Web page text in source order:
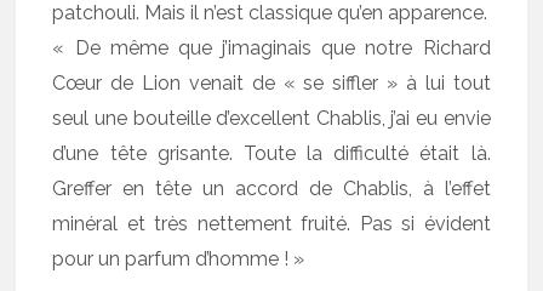
patchouli. Mais il n’est classique qu’en apparence.
« De même que j’imaginais que notre Richard
Cœur de Lion venait de « se siffler » à lui tout
seul une bouteille d’excellent Chablis, j’ai eu envie
d’une tête grisante. Toute la difficulté était là.
Greffer en tête un accord de Chablis, à l’effet
minéral et très nettement fruité. Pas si évident
pour un parfum d’homme ! »